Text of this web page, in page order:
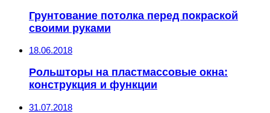
Грунтование потолка перед покраской
своими руками
18.06.2018
Рольшторы на пластмассовые окна:
конструкция и функции
31.07.2018